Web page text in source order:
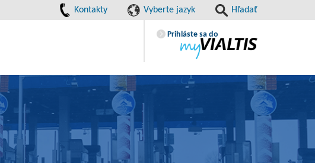
Kontakty Vyberte jazyk Hľadať
Prihláste sa do